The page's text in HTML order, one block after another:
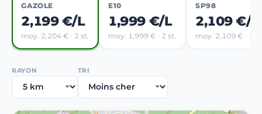
GAZOLE
2,199 €/L
moy. 2,204 € · 2 st.
E10
1,999 €/L
moy. 1,999 € · 2 st.
SP98
2,109 €/L
moy. 2,109 € · 1
RAYON TRI